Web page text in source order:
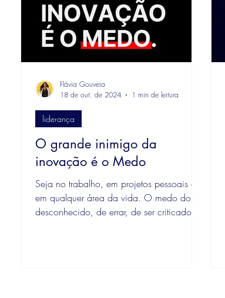
O grande inimigo da
inovação é o Medo
Seja no trabalho, em projetos pessoais ou
em qualquer área da vida. O medo do
desconhecido, de errar, de ser criticado ou
liderança
Flávia Gouveia
18 de out. de 2024
1 min de leitura